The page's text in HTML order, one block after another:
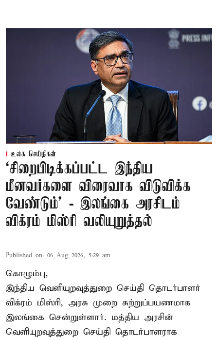
உலக செய்திகள்
‘சிறைபிடிக்கப்பட்ட இந்திய
மீனவர்களை விரைவாக விடுவிக்க
வேண்டும்' - இலங்கை அரசிடம்
விக்ரம் மிஸ்ரி வலியுறுத்தல்
Published on: 06 Aug 2026, 5:29 am
கொழும்பு,
இந்திய வெளியுறவுத்துறை செய்தி தொடர்பாளர்
விக்ரம் மிஸ்ரி, அரசு முறை சுற்றுப்பயணமாக
இலங்கை சென்றுள்ளார். மத்திய அரசின்
வெளியுறவுத்துறை செய்தி தொடர்பாளராக